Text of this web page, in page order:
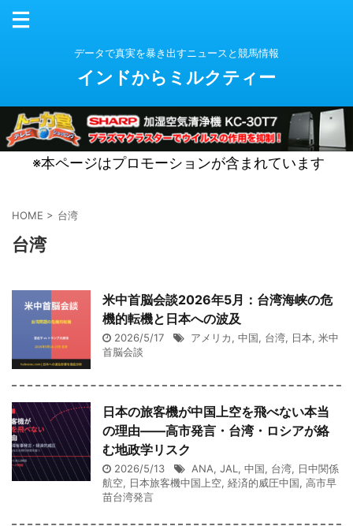
データで真実を暴き出すニュースと競馬情報
インドからミルクティー
※本ページはプロモーションが含まれています
HOME > 台湾
台湾
米中首脳会談2026年5月：台湾海峡の危
機的転機と日本への波及
2026/5/17 アメリカ, 中国, 台湾, 日本, 米中
首脳会談
日本の旅客機が中国上空を飛べない本当
の理由——高市発言・台湾・ロシアが絡
む地政学リスク
2026/5/13 ANA, JAL, 中国, 台湾, 日中関係
航空, 日本旅客機中国上空, 経済的威圧中国, 高市早
苗台湾発言